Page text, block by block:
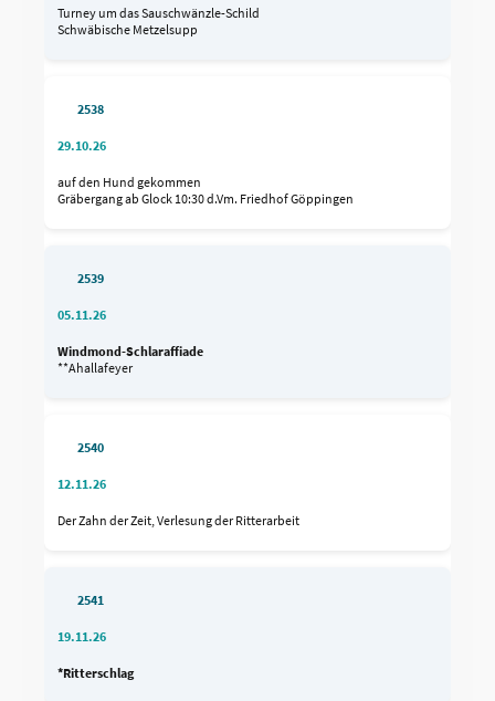
Turney um das Sauschwänzle-Schild
Schwäbische Metzelsupp
2538
29.10.26
auf den Hund gekommen
Gräbergang ab Glock 10:30 d.Vm. Friedhof Göppingen
2539
05.11.26
Windmond-Schlaraffiade
**Ahallafeyer
2540
12.11.26
Der Zahn der Zeit, Verlesung der Ritterarbeit
2541
19.11.26
*Ritterschlag